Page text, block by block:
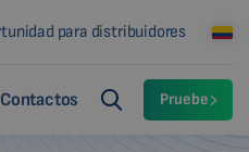
para distribuidores
Contactos Pruebe